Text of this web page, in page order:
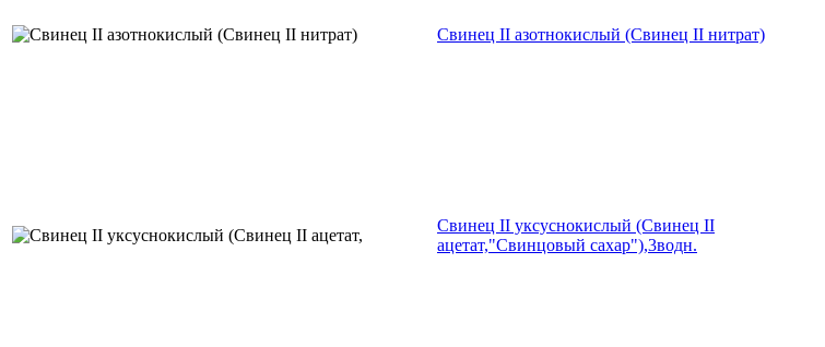
Свинец II азотнокислый (Свинец II нитрат)
Свинец II уксуснокислый (Свинец II
ацетат,"Свинцовый сахар"),3водн.